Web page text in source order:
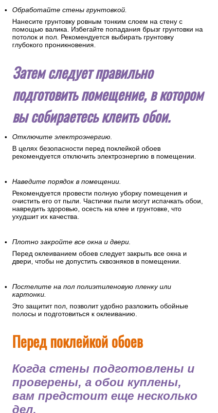
Обработайте стены грунтовкой.
Нанесите грунтовку ровным тонким слоем на стену с
помощью валика. Избегайте попадания брызг грунтовки на
потолок и пол. Рекомендуется выбирать грунтовку
глубокого проникновения.
Затем следует правильно
подготовить помещение, в котором
вы собираетесь клеить обои.
Отключите электроэнергию.
В целях безопасности перед поклейкой обоев
рекомендуется отключить электроэнергию в помещении.
Наведите порядок в помещении.
Рекомендуется провести полную уборку помещения и
очистить его от пыли. Частички пыли могут испачкать обои,
навредить здоровью, осесть на клее и грунтовке, что
ухудшит их качества.
Плотно закройте все окна и двери.
Перед оклеиванием обоев следует закрыть все окна и
двери, чтобы не допустить сквозняков в помещении.
Постелите на пол полиэтиленовую пленку или
картонки.
Это защитит пол, позволит удобно разложить обойные
полосы и подготовиться к оклеиванию.
Перед поклейкой обоев
Когда стены подготовлены и
проверены, а обои куплены,
вам предстоит еще несколько
дел.